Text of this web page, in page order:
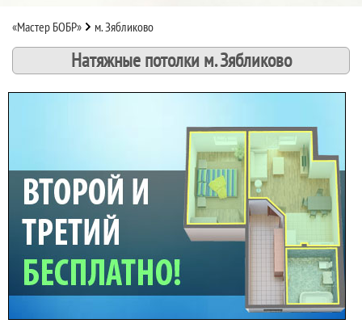
«Мастер БОБР» м. Зябликово
Натяжные потолки м. Зябликово